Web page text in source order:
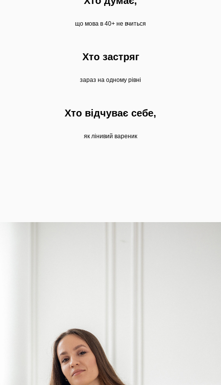
що мова в 40+ не вчиться
Хто застряг
зараз на одному рівні
Хто відчуває себе,
як лінивий вареник